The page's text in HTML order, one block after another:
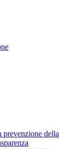
prevenzione della